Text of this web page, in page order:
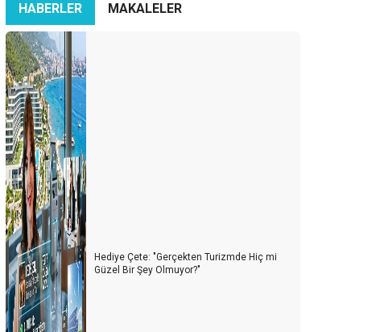
SEVGi EMEK iSTERMiŞ…
BAŞIM GÖZÜM ÜSTÜNE… DİYARBAKIR.
BIHTIH YA BIHTIH..!
TURİZMDE ANKARA
TURiZMCi BAHTSIZ BEDEVi…
Nedir bu TGA eziyeti?
Bakan TURSAB standını pas geçti ama…
KAÇAK İÇKİ İNSANI, KAÇAK REHBER TURİZMİ
ÖLDÜRÜR
GASTROSHOW New York'ta
EN ÖNEMLi SEKTÖR: "TURiZM" Neden? PARA
KAYNAĞIDIR TURİZM;
HABERLER
MAKALELER
Hediye Çete: "Gerçekten Turizmde Hiç mi
Güzel Bir Şey Olmuyor?"